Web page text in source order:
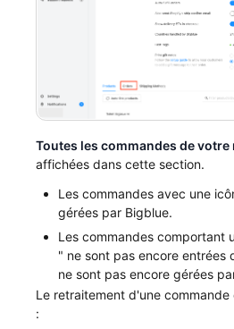
Toutes les commandes de votre
affichées dans cette section.
Les commandes avec une
gérées par Bigblue.
Les commandes comportant
" ne sont pas encore entrées
ne sont pas encore gérées
Le retraitement d'une
: